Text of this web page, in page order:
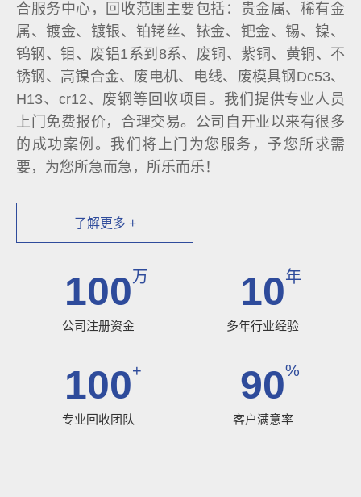
合服务中心，回收范围主要包括：贵金属、稀有金
属、镀金、镀银、铂铑丝、铱金、钯金、锡、镍、
钨钢、钼、废铝1系到8系、废铜、紫铜、黄铜、不
锈钢、高镍合金、废电机、电线、废模具钢Dc53、
H13、cr12、废钢等回收项目。我们提供专业人员
上门免费报价，合理交易。公司自开业以来有很多
的成功案例。我们将上门为您服务，予您所求需
要，为您所急而急，所乐而乐！
了解更多 +
100万
公司注册资金
10年
多年行业经验
100+
专业回收团队
90%
客户满意率